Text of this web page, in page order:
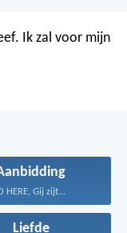
Ik zal voor mijn
HERE, Gij zijt...
Liefde